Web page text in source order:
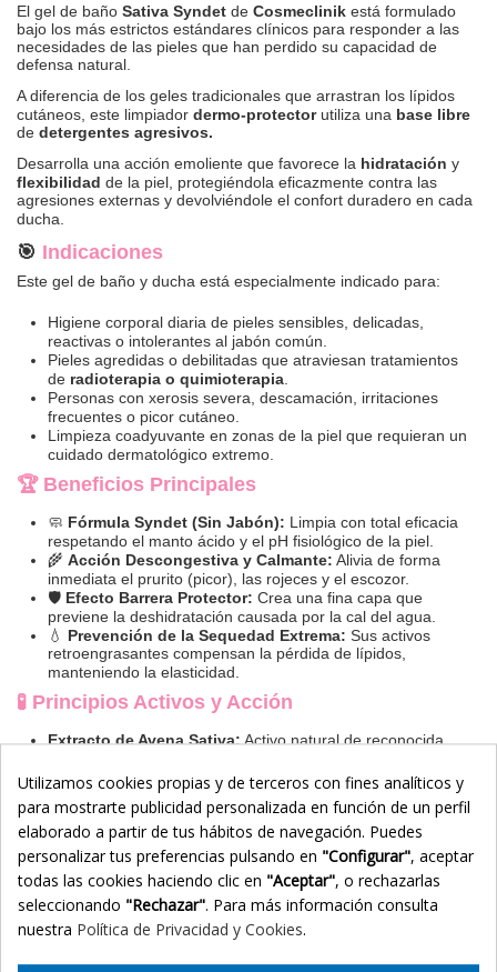
El gel de baño Sativa Syndet de Cosmeclinik está formulado
bajo los más estrictos estándares clínicos para responder a las
necesidades de las pieles que han perdido su capacidad de
defensa natural.
A diferencia de los geles tradicionales que arrastran los lípidos
cutáneos, este limpiador dermo-protectorutiliza una base libre
de detergentes agresivos.
Desarrolla una acción emoliente que favorece la hidratación y
flexibilidad de la piel, protegiéndola eficazmente contra las
agresiones externas y devolviéndole el confort duradero en cada
ducha.
🎯 Indicaciones
Este gel de baño y ducha está especialmente indicado para:
Higiene corporal diaria de pieles sensibles, delicadas,
reactivas o intolerantes al jabón común.
Pieles agredidas o debilitadas que atraviesan tratamientos
de radioterapia o quimioterapia
Personas con xerosis severa, descamación, irritaciones
frecuentes o picor cutáneo.
Limpieza coadyuvante en zonas de la piel que requieran un
cuidado dermatológico extremo.
🏆 Beneficios Principales
🧼 Fórmula Syndet (Sin Jabón): Limpia con total eficacia
respetando el manto ácido y el pH fisiológico de la piel.
🌾 Acción Descongestiva y Calmante: Alivia de forma
inmediata el prurito (picor), las rojeces y el escozor.
🛡️ Efecto Barrera Protector: Crea una fina capa que
previene la deshidratación causada por la cal del agua.
💧 Prevención de la Sequedad Extrema: Sus activos
retroengrasantes compensan la pérdida de lípidos,
manteniendo la elasticidad.
🧪 Principios Activos y Acción
Extracto de Avena Sativa:Activo natural de reconocida
que calma la piel irritada.
Tensioactivos Suaves:Agentes limpiadores delicados que
arrastran las impurezas sin romper la barrera lipídica
cutánea.
Sustancias Acondicionadoras:Derivadas de la goma
guar, aportan suavidad, reducen la aspereza de la piel y
respetan su equilibrio natural.
Glicerina y Vitaminas: Favorecen la retención de agua en
la capa córnea, proporcionando un plus de nutrición.
Utilizamos cookies propias y de terceros con fines analíticos y
para mostrarte publicidad personalizada en función de un perfil
elaborado a partir de tus hábitos de navegación. Puedes
personalizar tus preferencias pulsando en "Configurar", aceptar
todas las cookies haciendo clic en "Aceptar", o rechazarlas
seleccionando "Rechazar". Para más información consulta
nuestra Política de Privacidad y Cookies.